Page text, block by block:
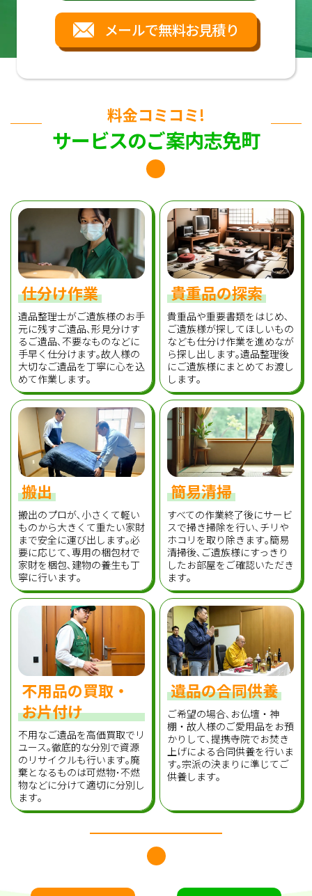
メールで無料お見積り
料金コミコミ!
サービスのご案内志免町
仕分け作業
遺品整理士がご遺族様のお手
元に残すご遺品､形見分けす
るご遺品､不要なものなどに
手早く仕分けます｡故人様の
大切なご遺品を丁寧に心を込
めて作業します｡
貴重品の探索
貴重品や重要書類をはじめ､
ご遺族様が探してほしいもの
なども仕分け作業を進めなが
ら探し出します｡遺品整理後
にご遺族様にまとめてお渡し
します｡
搬出
搬出のプロが､小さくて軽い
ものから大きくて重たい家財
まで安全に運び出します｡必
要に応じて､専用の梱包材で
家財を梱包､建物の養生も丁
寧に行います｡
簡易清掃
すべての作業終了後にサービ
スで掃き掃除を行い､チリや
ホコリを取り除きます｡簡易
清掃後､ご遺族様にすっきり
したお部屋をご確認いただき
ます｡
不用品の買取・
お片付け
不用なご遺品を高価買取でリ
ユース｡徹底的な分別で資源
のリサイクルも行います｡廃
棄となるものは可燃物･不燃
物などに分けて適切に分別し
ます｡
遺品の合同供養
ご希望の場合､お仏壇・神
棚・故人様のご愛用品をお預
かりして､提携寺院でお焚き
上げによる合同供養を行いま
す｡宗派の決まりに準じてご
供養します｡